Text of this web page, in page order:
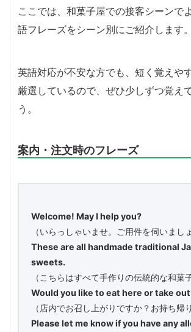
ここでは、和菓子屋での接客シーンで
語フレーズをシーン別にご紹介します。
英語対応が不安な方でも、短く覚えや
厳選しているので、ぜひ少しずつ覚え
う。
案内・注文時のフレーズ
Welcome! May I help you?
（いらっしゃいませ。ご用件を伺いまし
These are all handmade traditional
sweets.
（こちらはすべて手作りの伝統的な和菓
Would you like to eat here or take
（店内でお召し上がりですか？お持ち帰
Please let me know if you have any